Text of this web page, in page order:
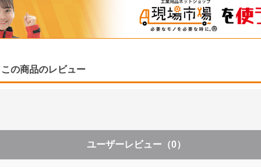
この商品のレビュー
ユーザーレビュー （0）